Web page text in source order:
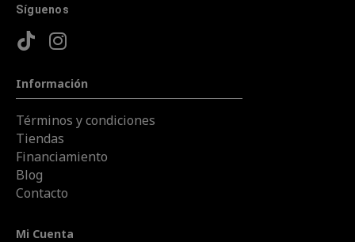
Síguenos
Información
Términos y condiciones
Tiendas
Financiamiento
Blog
Contacto
Mi Cuenta